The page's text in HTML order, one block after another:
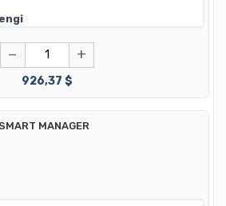
− +
926,37 $
MANAGER